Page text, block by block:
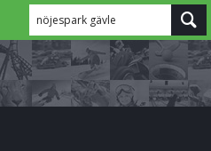
nöjespark gävle